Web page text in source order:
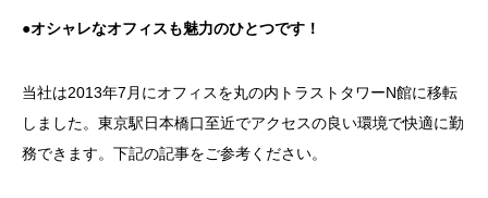
●オシャレなオフィスも魅力のひとつです！
当社は2013年7月にオフィスを丸の内トラストタワーN館に移転
しました。東京駅日本橋口至近でアクセスの良い環境で快適に勤
務できます。下記の記事をご参考ください。